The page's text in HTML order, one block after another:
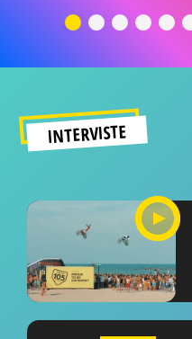
significato
INTERVISTE